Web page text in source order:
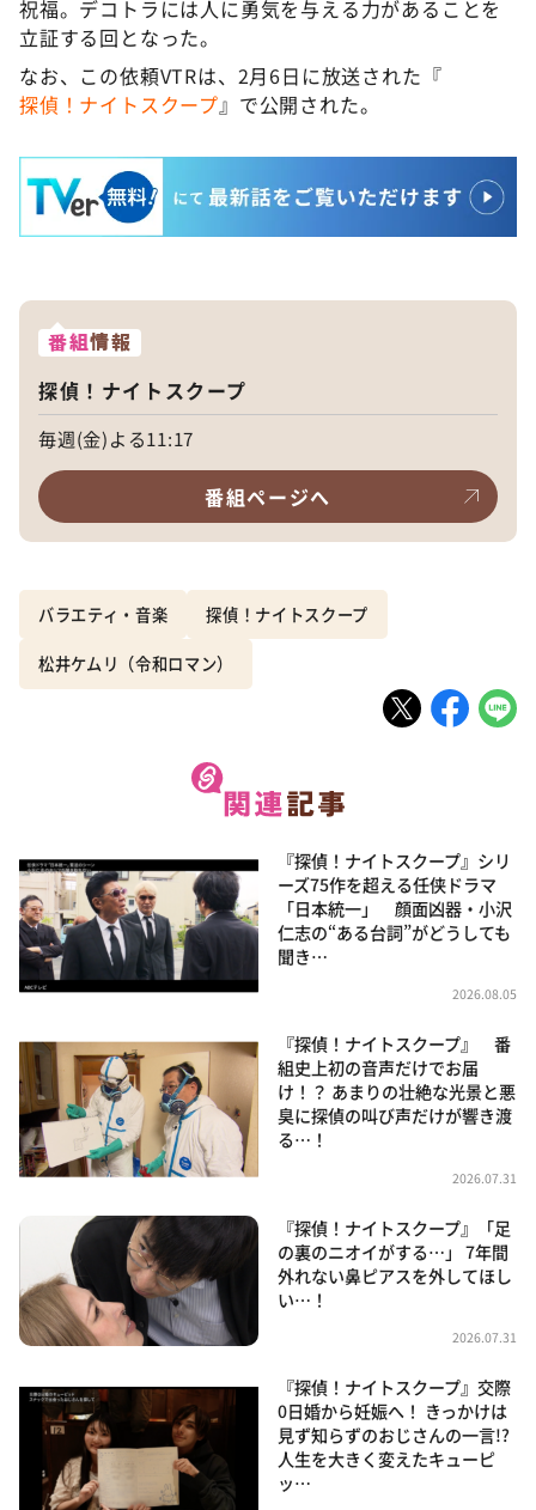
祝福。デコトラには人に勇気を与える力があることを
立証する回となった。
なお、この依頼VTRは、2月6日に放送された『
探偵！ナイトスクープ』で公開された。
番組情報
探偵！ナイトスクープ
毎週(金)よる11:17
番組ページへ
バラエティ・音楽 探偵！ナイトスクープ
松井ケムリ（令和ロマン）
『探偵！ナイトスクープ』シリ
ーズ75作を超える任侠ドラマ
「日本統一」 顔面凶器・小沢
仁志の“ある台詞”がどうしても
聞き…
2026.08.05
『探偵！ナイトスクープ』 番
組史上初の音声だけでお届
け！？ あまりの壮絶な光景と悪
臭に探偵の叫び声だけが響き渡
る…！
2026.07.31
『探偵！ナイトスクープ』「足
の裏のニオイがする…」 7年間
外れない鼻ピアスを外してほし
い…！
2026.07.31
『探偵！ナイトスクープ』交際
0日婚から妊娠へ！ きっかけは
見ず知らずのおじさんの一言!?
人生を大きく変えたキューピ
ッ…